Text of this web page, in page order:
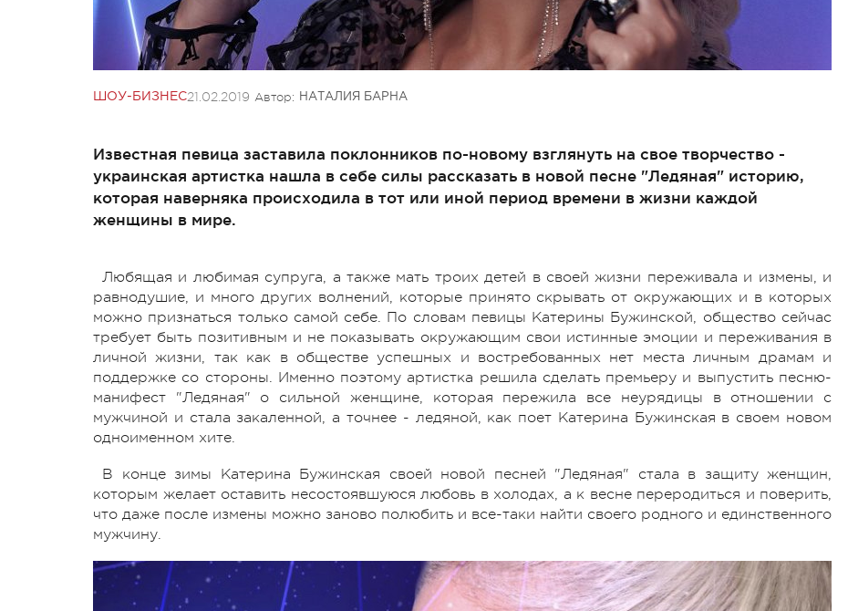
ШОУ-БИЗНЕС21.02.2019 Автор: НАТАЛИЯ БАРНА
Известная певица заставила поклонников по-новому взглянуть на свое творчество -
украинская артистка нашла в себе силы рассказать в новой песне "Ледяная" историю,
которая наверняка происходила в тот или иной период времени в жизни каждой
женщины в мире.
Любящая и любимая супруга, а также мать троих детей в своей жизни переживала и измены, и
равнодушие, и много других волнений, которые принято скрывать от окружающих и в которых
можно признаться только самой себе. По словам певицы Катерины Бужинской, общество сейчас
требует быть позитивным и не показывать окружающим свои истинные эмоции и переживания в
личной жизни, так как в обществе успешных и востребованных нет места личным драмам и
поддержке со стороны. Именно поэтому артистка решила сделать премьеру и выпустить песню-
манифест "Ледяная" о сильной женщине, которая пережила все неурядицы в отношении с
мужчиной и стала закаленной, а точнее - ледяной, как поет Катерина Бужинская в своем новом
одноименном хите.
В конце зимы Катерина Бужинская своей новой песней "Ледяная" стала в защиту женщин,
которым желает оставить несостоявшуюся любовь в холодах, а к весне переродиться и поверить,
что даже после измены можно заново полюбить и все-таки найти своего родного и единственного
мужчину.